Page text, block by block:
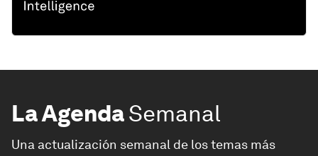
La AgendaSemanal
Una actualización semanal de los temas más